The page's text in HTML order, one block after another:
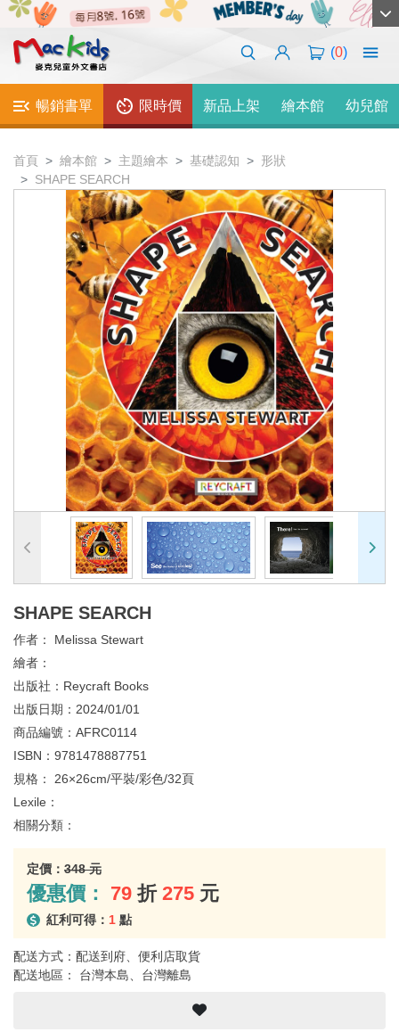
(0)
暢銷書單 限時價 新品上架 繪本館 幼兒館
首頁 繪本館 主題繪本 基礎認知
形狀
SHAPE SEARCH
SHAPE SEARCH
作者： Melissa Stewart
繪者：
出版社： Reycraft Books
出版日期： 2024/01/01
商品編號： AFRC0114
ISBN： 9781478887751
規格： 26×26cm/平裝/彩色/32頁
Lexile：
相關分類：
定價： 348 元
優惠價： 79 折 275 元
紅利可得： 1 點
配送方式：配送到府、便利店取貨
配送地區： 台灣本島、台灣離島